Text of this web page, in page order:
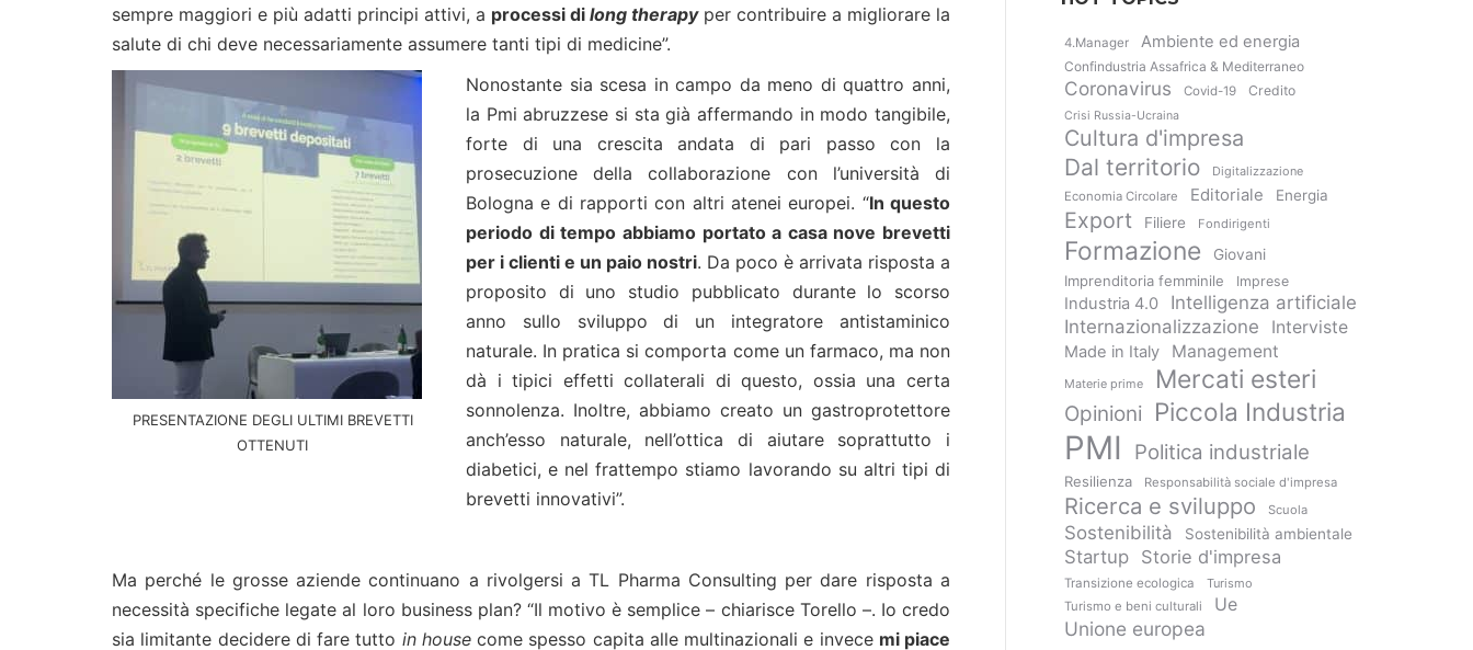
sempre maggiori e più adatti principi attivi, a processi di long therapyper contribuire a migliorare la
salute di chi deve necessariamente assumere tanti tipi di medicine”.
PRESENTAZIONE DEGLI ULTIMI BREVETTI
OTTENUTI
Nonostante sia scesa in campo da meno di quattro anni,
la Pmi abruzzese si sta già affermando in modo tangibile,
forte di una crescita andata di pari passo con la
prosecuzione della collaborazione con l’università di
Bologna e di rapporti con altri atenei europei. “In questo
periodo di tempo abbiamo portato a casa nove brevetti
per i clienti e un paio nostri. Da poco è arrivata risposta a
proposito di uno studio pubblicato durante lo scorso
anno sullo sviluppo di un integratore antistaminico
naturale. In pratica si comporta come un farmaco, ma non
dà i tipici effetti collaterali di questo, ossia una certa
sonnolenza. Inoltre, abbiamo creato un gastroprotettore
anch’esso naturale, nell’ottica di aiutare soprattutto i
diabetici, e nel frattempo stiamo lavorando su altri tipi di
brevetti innovativi”.
Ma perché le grosse aziende continuano a rivolgersi a TL Pharma Consulting per dare risposta a
necessità specifiche legate al loro business plan? “Il motivo è semplice – chiarisce Torello –. Io credo
sia limitante decidere di fare tutto in housecome spesso capita alle multinazionali e invece mi piace
4.Manager Ambiente ed energia
Confindustria Assafrica & Mediterraneo
Coronavirus Covid-19 Credito
Crisi Russia-Ucraina
Cultura d'impresa
Dal territorio
Digitalizzazione
Economia Circolare
Editoriale Energia
Export Filiere Fondirigenti
Formazione
Giovani
Imprenditoria femminile
Imprese
Industria 4.0
Intelligenza artificiale
Internazionalizzazione
Interviste
Made in Italy Management
Materie prime Mercati esteri
Opinioni Piccola Industria
PMI Politica industriale
Resilienza Responsabilità sociale d'impresa
Ricerca e sviluppo Scuola
Sostenibilità Sostenibilità ambientale
Startup Storie d'impresa
Transizione ecologica
Turismo
Turismo e beni culturali
Ue
Unione europea